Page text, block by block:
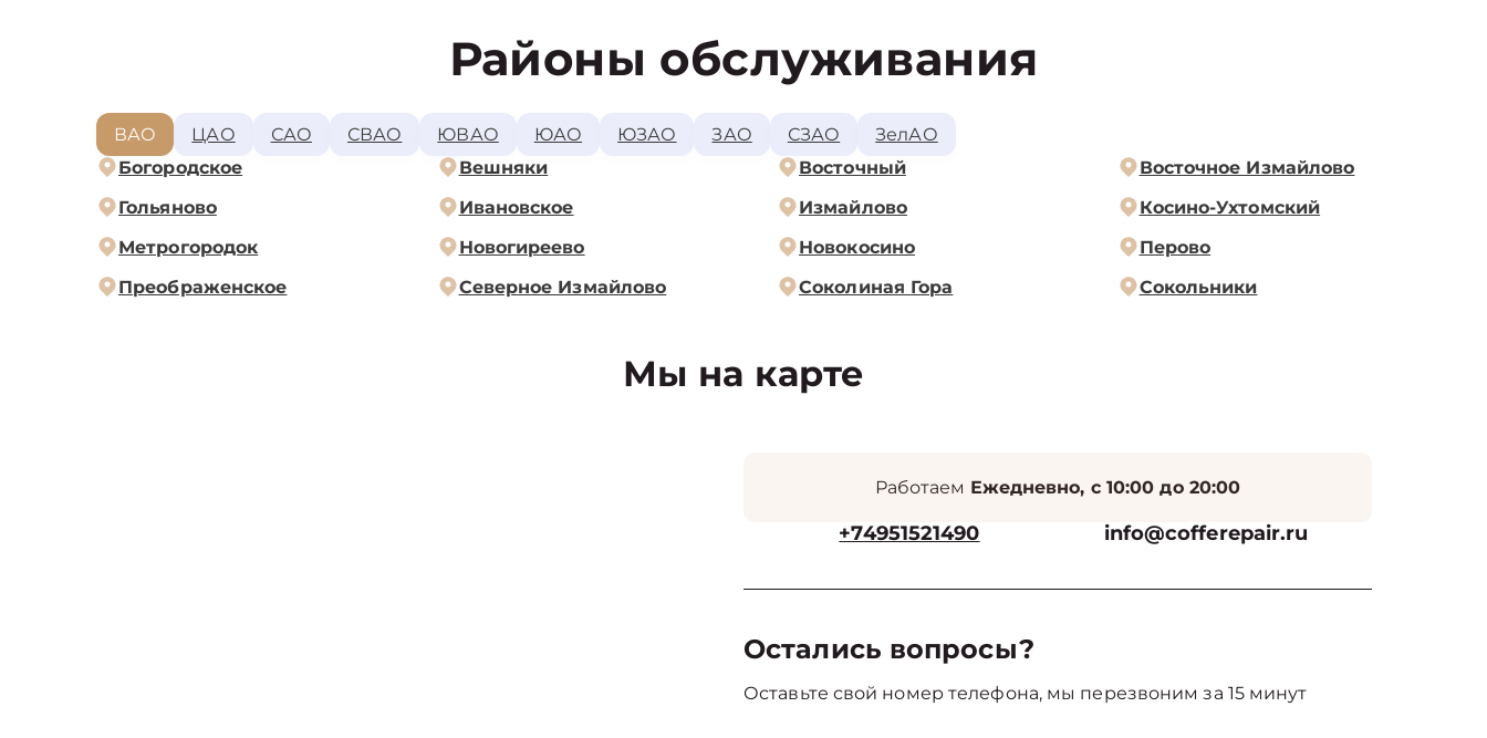
Районы обслуживания
ВАО ЦАО САО СВАО ЮВАО ЮАО ЮЗАО ЗАО СЗАО
ЗелАО
Богородское
Вешняки Восточный
Восточное Измайлово
Гольяново
Ивановское Измайлово
Косино-Ухтомский
Метрогородок
Новогиреево Новокосино
Перово
Преображенское
Северное Измайлово Соколиная Гора Сокольники
Мы на карте
Работаем Ежедневно, с 10:00 до 20:00
+74951521490 info@cofferepair.ru
Остались вопросы?
Оставьте свой номер телефона, мы перезвоним за 15 минут